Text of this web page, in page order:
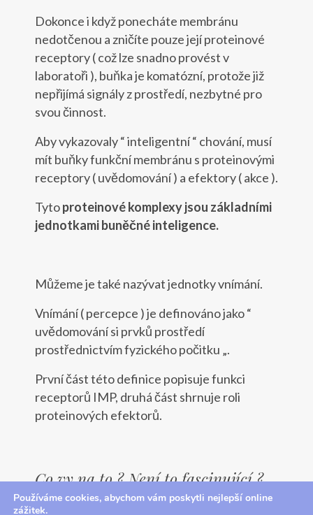
Dokonce i když ponecháte membránu
nedotčenou a zničíte pouze její proteinové
receptory ( což lze snadno provést v
laboratoři ), buňka je komatózní, protože již
nepřijímá signály z prostředí, nezbytné pro
svou činnost.
Aby vykazovaly “ inteligentní “ chování, musí
mít buňky funkční membránu s proteinovými
receptory ( uvědomování ) a efektory ( akce ).
Tytoproteinové komplexy jsou základními
jednotkami buněčné inteligence.
Můžeme je také nazývat jednotky vnímání.
Vnímání ( percepce ) je definováno jako “
uvědomování si prvků prostředí
prostřednictvím fyzického počitku „.
První část této definice popisuje funkci
receptorů IMP, druhá část shrnuje roli
proteinových efektorů.
Co vy na to ? Není to fascinující ?
Výňatek z knihy : Biologie víry
Používáme cookies, abychom vám poskytli nejlepší online
zážitek.